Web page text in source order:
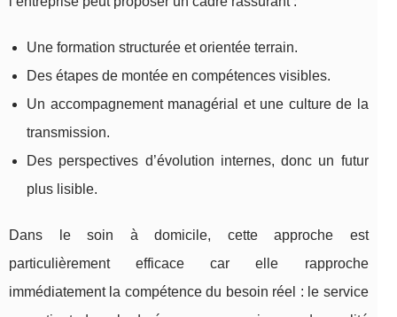
Une formation structurée et orientée terrain.
Des étapes de montée en compétences visibles.
Un accompagnement managérial et une culture de la
transmission.
Des perspectives d’évolution internes, donc un futur
plus lisible.
Dans le soin à domicile, cette approche est
particulièrement efficace car elle rapproche
immédiatement la compétence du besoin réel : le service